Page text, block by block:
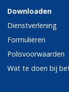
Downloaden
Dienstverlening
Formulieren
Polisvoorwaarden
Wat te doen bij